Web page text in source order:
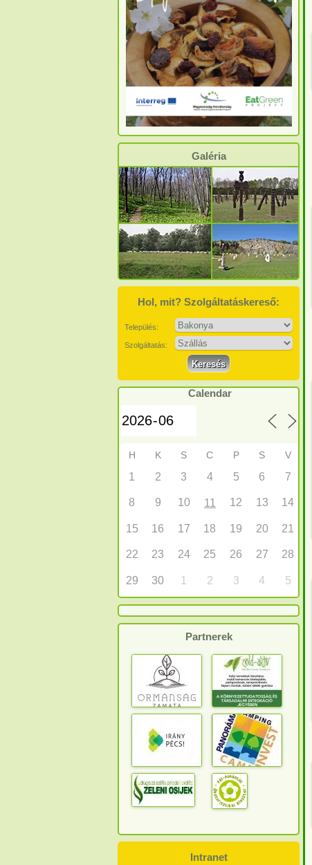
Galéria
Hol, mit? Szolgáltatáskereső:
Település:
Szolgáltatás:
Calendar
H K S C P S V
1 2 3 4 5 6 7
8 9 10 11 12 13 14
15 16 17 18 19 20 21
22 23 24 25 26 27 28
29 30 1 2 3 4 5
Partnerek
Intranet